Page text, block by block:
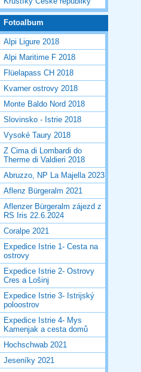
Fotoalbum
Alpi Ligure 2018
Alpi Maritime F 2018
Flüelapass CH 2018
Kvarner ostrovy 2018
Monte Baldo Nord 2018
Slovinsko - Istrie 2018
Vysoké Taury 2018
Z Cima di Lombardi do
Therme di Valdieri 2018
Abruzzo, NP La Majella 2023
Aflenz Bürgeralm 2021
Aflenzer Bürgeralm zájezd z
RS Iris 22.6.2024
Coralpe 2021
Expedice Istrie 1- Cesta na
ostrovy
Expedice Istrie 2- Ostrovy
Cres a Lošinj
Expedice Istrie 3- Istrijský
poloostrov
Expedice Istrie 4- Mys
Kamenjak a cesta domů
Hochschwab 2021
Jeseníky 2021